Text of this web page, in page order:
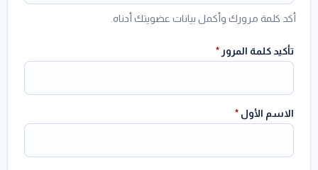
أكد كلمة مرورك وأكمل بيانات عضويتك أدناه.
تأكيد كلمة المرور *
الاسم الأول *